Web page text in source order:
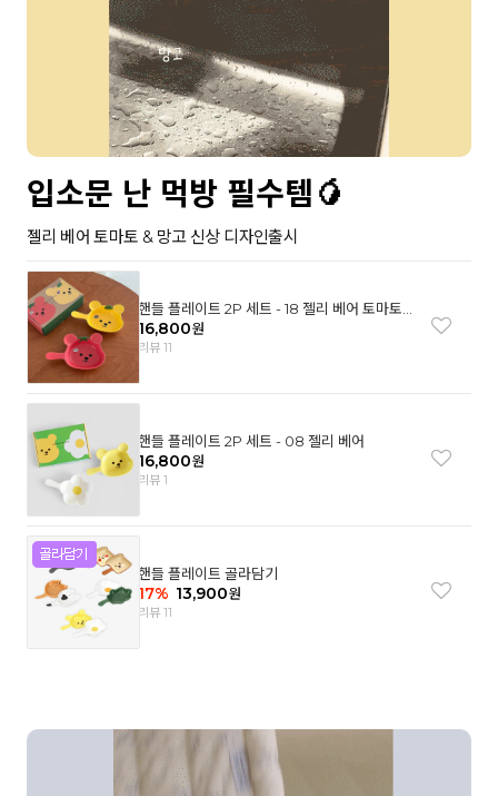
입소문 난 먹방 필수템🥭
젤리 베어 토마토 & 망고 신상 디자인출시
핸들 플레이트 2P 세트 - 18 젤리 베어 토마토
& 망고
16,800원
리뷰 11
핸들 플레이트 2P 세트 - 08 젤리 베어
16,800원
리뷰 1
핸들 플레이트 골라담기
17% 13,900원
리뷰 11